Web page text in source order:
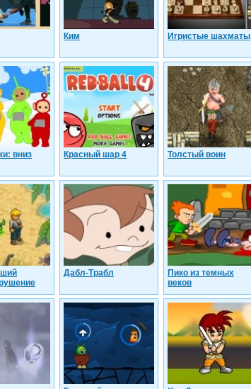
Ким Игристые шахматы
вниз Красный шар 4 Толстый воин
Дабл-Трабл
Пико из темных
веков